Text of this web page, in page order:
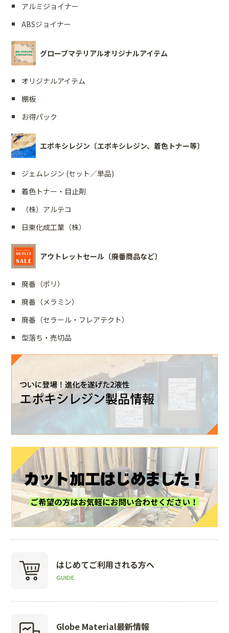
アルミジョイナー
ABSジョイナー
グローブマテリアルオリジナルアイテム
オリジナルアイテム
棚板
お得パック
エポキシレジン〔エポキシレジン、着色トナー等〕
ジェムレジン (セット／単品)
着色トナー・目止剤
（株）アルテコ
日東化成工業（株）
アウトレットセール〔廃番商品など〕
廃番（ポリ）
廃番（メラミン）
廃番（セラール・フレアテクト）
型落ち・売切品
はじめてご利用される方へ
GUIDE
Globe Material最新情報